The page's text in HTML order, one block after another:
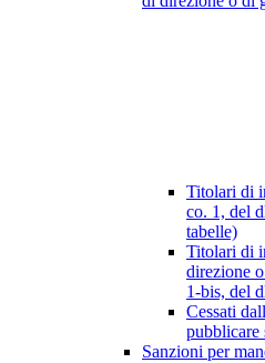
Titolari di
co. 1, del
tabelle)
Titolari di
direzione
1-bis, del
Cessati
pubblicare
Sanzioni per